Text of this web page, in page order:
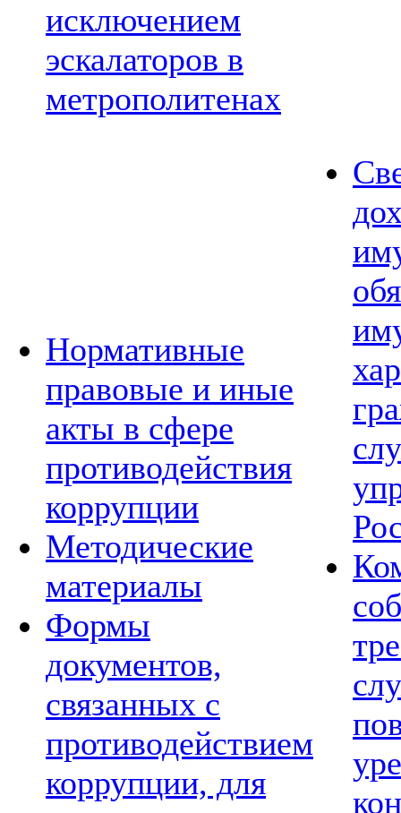
исключением
эскалаторов в
метрополитенах
Нормативные
правовые и иные
акты в сфере
противодействия
коррупции
Методические
материалы
Формы
документов,
связанных с
противодействием
коррупции, для